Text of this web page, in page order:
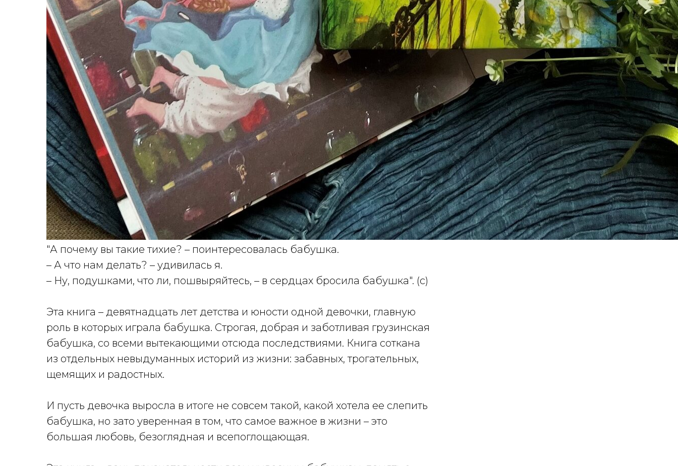
"А почему вы такие тихие? – поинтересовалась бабушка.
– А что нам делать? – удивилась я.
– Ну, подушками, что ли, пошвыряйтесь, – в сердцах бросила бабушка". (с)
Эта книга – девятнадцать лет детства и юности одной девочки, главную
роль в которых играла бабушка. Строгая, добрая и заботливая грузинская
бабушка, со всеми вытекающими отсюда последствиями. Книга соткана
из отдельных невыдуманных историй из жизни: забавных, трогательных,
щемящих и радостных.
И пусть девочка выросла в итоге не совсем такой, какой хотела ее слепить
бабушка, но зато уверенная в том, что самое важное в жизни – это
большая любовь, безоглядная и всепоглощающая.